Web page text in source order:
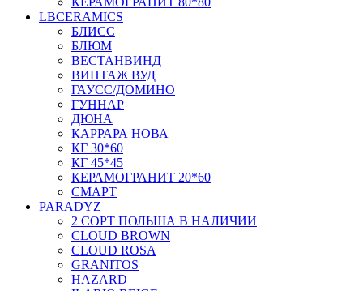
LBCERAMICS
БЛИСС
БЛЮМ
ВЕСТАНВИНД
ВИНТАЖ ВУД
ГАУСС/ДОМИНО
ГУННАР
ДЮНА
КАРРАРА НОВА
КГ 30*60
КГ 45*45
КЕРАМОГРАНИТ 20*60
СМАРТ
PARADYZ
2 СОРТ ПОЛЬША В НАЛИЧИИ
CLOUD BROWN
CLOUD ROSA
GRANITOS
HAZARD